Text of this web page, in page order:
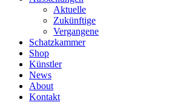
Aktuelle
Zukünftige
Vergangene
Schatzkammer
Shop
Künstler
News
About
Kontakt